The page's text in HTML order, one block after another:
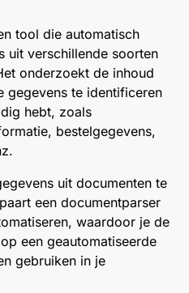
tool die automatisch
uit verschillende soorten
onderzoekt de inhoud
gegevens te identificeren
hebt, zoals
bestelgegevens,
uit documenten te
een documentparser
waardoor je de
een geautomatiseerde
gebruiken in je